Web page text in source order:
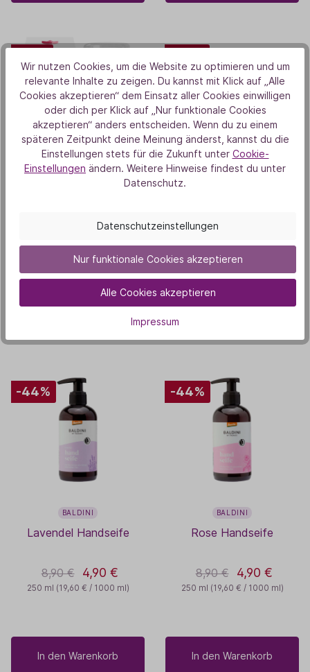
MEDITAO
(10)
-44%
BALDINI
Lavendel Handseife
250 ml (19,60 € / 1000 ml)
8,90 € 4,90 €
In den Warenkorb
-44%
BALDINI
Rose Handseife
250 ml (19,60 € / 1000 ml)
8,90 € 4,90 €
In den Warenkorb
Wir nutzen Cookies, um die Website zu optimieren und um
relevante Inhalte zu zeigen. Du kannst mit Klick auf „Alle
Cookies akzeptieren“ dem Einsatz aller Cookies einwilligen
oder dich per Klick auf „Nur funktionale Cookies
akzeptieren“ anders entscheiden. Wenn du zu einem
späteren Zeitpunkt deine Meinung änderst, kannst du die
Einstellungen stets für die Zukunft unter Cookie-
Einstellungen ändern. Weitere Hinweise findest du unter
Datenschutz.
Datenschutzeinstellungen
Nur funktionale Cookies akzeptieren
Alle Cookies akzeptieren
Impressum